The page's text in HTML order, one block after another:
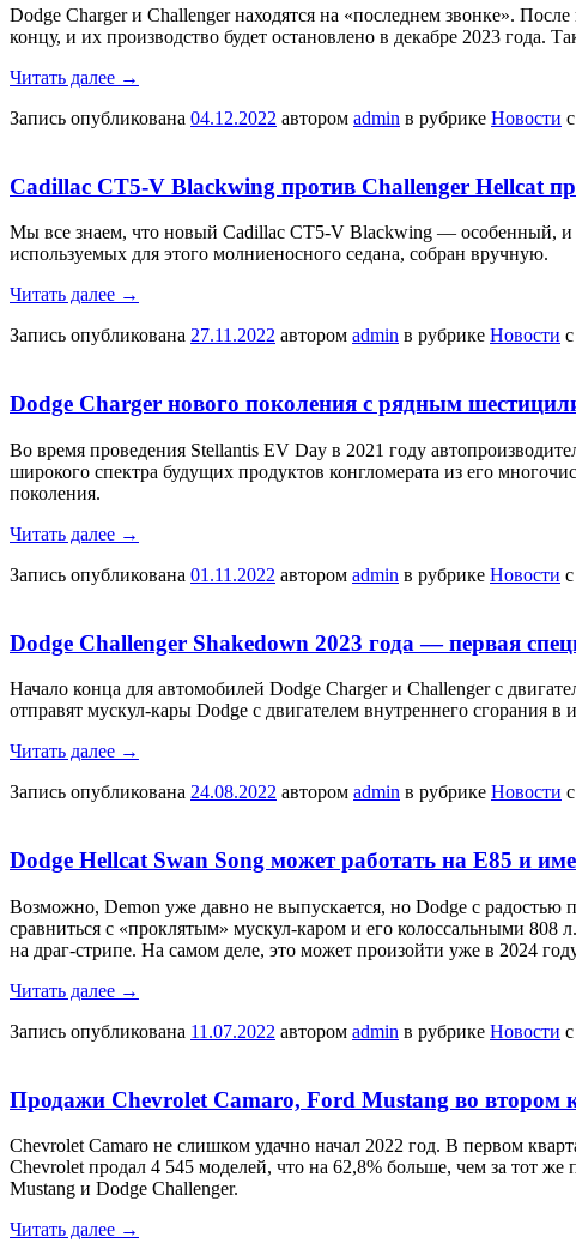
Dodge Charger и Challenger находятся на «последнем звонке».
концу, и их производство будет остановлено в декабре 2023 года.
Читать далее →
Запись опубликована 04.12.2022 автором admin в рубрике Новости
Cadillac CT5-V Blackwing против Challenger Hellcat
Мы все знаем, что новый Cadillac CT5-V Blackwing — особенный, и
используемых для этого молниеносного седана, собран вручную.
Читать далее →
Запись опубликована 27.11.2022 автором admin в рубрике Новости
Dodge Charger нового поколения с рядным
Во время проведения Stellantis EV Day в 2021 году
широкого спектра будущих продуктов конгломерата из его
поколения.
Читать далее →
Запись опубликована 01.11.2022 автором admin в рубрике Новости
Dodge Challenger Shakedown 2023 года — первая
Начало конца для автомобилей Dodge Charger и Challenger с
отправят мускул-кары Dodge с двигателем внутреннего сгорания в
Читать далее →
Запись опубликована 24.08.2022 автором admin в рубрике Новости
Dodge Hellcat Swan Song может работать на E85 и
Возможно, Demon уже давно не выпускается, но Dodge с
сравниться с «проклятым» мускул-каром и его колоссальными
на драг-стрипе. На самом деле, это может произойти уже в 2024
Читать далее →
Запись опубликована 11.07.2022 автором admin в рубрике Новости
Продажи Chevrolet Camaro, Ford Mustang во втором
Chevrolet Camaro не слишком удачно начал 2022 год. В первом
Chevrolet продал 4 545 моделей, что на 62,8% больше, чем за тот
Mustang и Dodge Challenger.
Читать далее →